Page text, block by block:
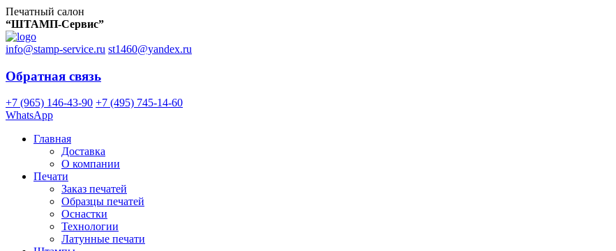
Печатный салон
“ШТАМП-Сервис”
info@stamp-service.ru st1460@yandex.ru
Обратная связь
+7 (965) 146-43-90 +7 (495) 745-14-60
WhatsApp
Главная
Доставка
О компании
Печати
Заказ печатей
Образцы печатей
Оснастки
Технологии
Латунные печати